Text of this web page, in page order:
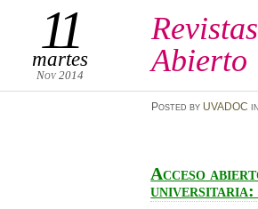
Abierto
11
martes
Nov 2014
Posted by UVADOC in
Acceso
universitaria: